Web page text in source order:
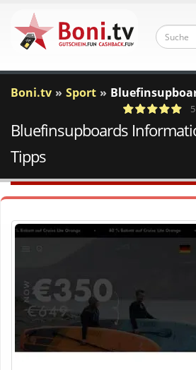
Boni.tv Sport
a
c
1 Votes
Bluefinsupboards
Tipps